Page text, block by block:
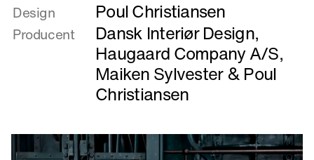
om
Blowing
in
Design Poul Christiansen
Producent Dansk Interiør Design,
Haugaard Company A/S,
Maiken Sylvester&Poul
Christiansen